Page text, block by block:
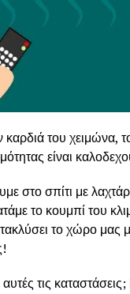
του χειμώνα,
είναι
στο σπίτι με
το κουμπί του
το χώρο μας
αυτές τις